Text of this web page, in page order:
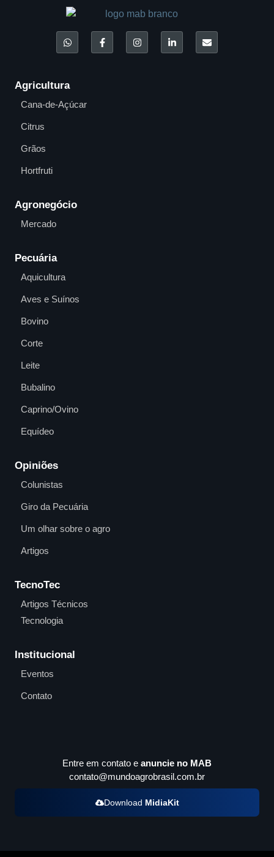
Agricultura
Cana-de-Açúcar
Citrus
Grãos
Hortfruti
Agronegócio
Mercado
Pecuária
Aquicultura
Aves e Suínos
Bovino
Corte
Leite
Bubalino
Caprino/Ovino
Equídeo
Opiniões
Colunistas
Giro da Pecuária
Um olhar sobre o agro
Artigos
TecnoTec
Artigos Técnicos
Tecnologia
Institucional
Eventos
Contato
Entre em contato e anuncie no MAB
contato@mundoagrobrasil.com.br
Download MidiaKit